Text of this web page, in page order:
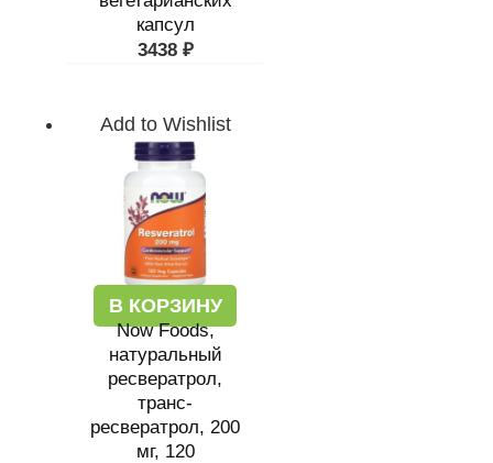
капсул
3438 ₽
Add to Wishlist
В КОРЗИНУ
Now Foods,
натуральный
ресвератрол,
транс-
ресвератрол, 200
мг, 120